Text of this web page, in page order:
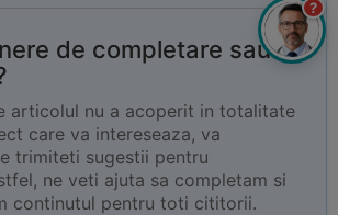
de completare sau
articolul nu a acoperit in totalitate
care va intereseaza, va
trimiteti sugestii pentru
ne veti ajuta sa completam si
continutul pentru toti cititorii.
?